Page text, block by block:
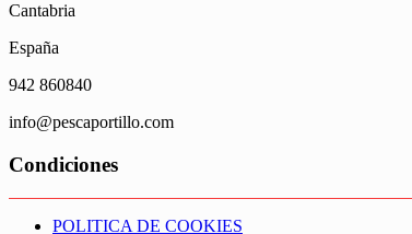
Cantabria
España
942 860840
info@pescaportillo.com
Condiciones
POLITICA DE COOKIES